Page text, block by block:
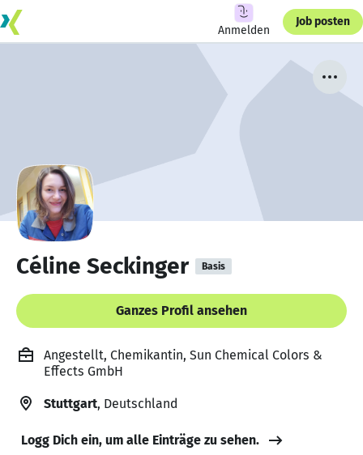
Anmelden
Job posten
Céline Seckinger Basis
Ganzes Profil ansehen
Angestellt, Chemikantin, Sun Chemical Colors &
Effects GmbH
Stuttgart, Deutschland
Logg Dich ein, um alle Einträge zu sehen.